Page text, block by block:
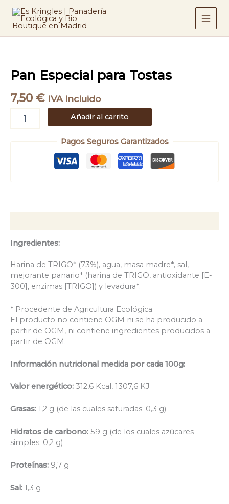
contenido
Pan Especial para Tostas
7,50 € IVA incluido
Tostas
Añadir al carrito
Pagos Seguros Garantizados
Ingredientes:
Harina de TRIGO* (73%), agua, masa madre*, sal,
mejorante panario* (harina de TRIGO, antioxidante [E-
300], enzimas [TRIGO]) y levadura*.
* Procedente de Agricultura Ecológica.
El producto no contiene OGM ni se ha producido a
partir de OGM, ni contiene ingredientes producidos a
partir de OGM.
Información nutricional medida por cada 100g:
Valor energético: 312,6 Kcal, 1307,6 KJ
Grasas: 1,2 g (de las cuales saturadas: 0,3 g)
Hidratos de carbono: 59 g (de los cuales azúcares
simples: 0,2 g)
Proteínas: 9,7 g
Sal: 1,3 g
cantidad